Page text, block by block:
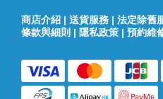
商店介紹 | 送貨服務 | 法定除舊
條款與細則 | 隱私政策 | 預約維